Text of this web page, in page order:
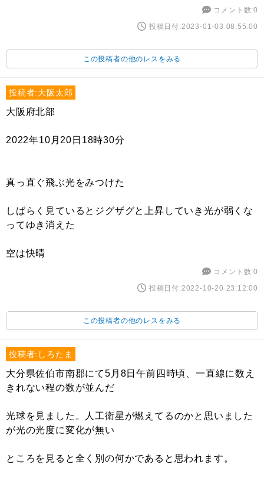
コメント数:0
投稿日付:2023-01-03 08:55:00
この投稿者の他のレスをみる
投稿者:大阪太郎
大阪府北部
2022年10月20日18時30分
真っ直ぐ飛ぶ光をみつけた
しばらく見ているとジグザグと上昇していき光が弱くな
ってゆき消えた
空は快晴
コメント数:0
投稿日付:2022-10-20 23:12:00
この投稿者の他のレスをみる
投稿者:しろたま
大分県佐伯市南郡にて5月8日午前四時頃、一直線に数え
きれない程の数が並んだ
光球を見ました。人工衛星が燃えてるのかと思いました
が光の光度に変化が無い
ところを見ると全く別の何かであると思われます。